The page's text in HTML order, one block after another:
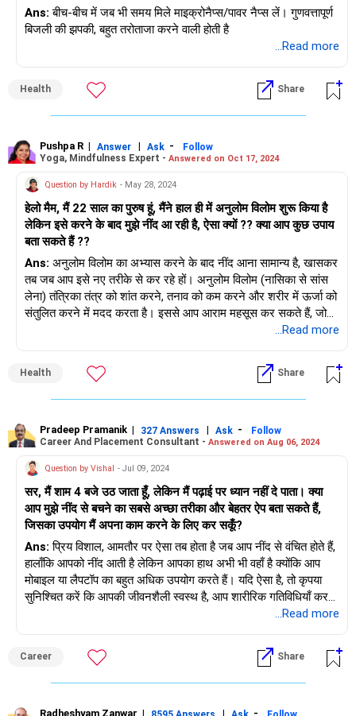
Ans: बीच-बीच में जब भी समय मिले माइक्रोनैप्स/पावर नैप्स लें। गुणवत्तापूर्ण
बिजली की झपकी, बहुत तरोताजा करने वाली होती है
...Read more
Health Share
Pushpa R | Answer | Ask -
Follow
Yoga, Mindfulness Expert - Answered on Oct 17, 2024
Question by Hardik - May 28, 2024
हेलो मैम, मैं 22 साल का पुरुष हूं, मैंने हाल ही में अनुलोम विलोम शुरू किया है
लेकिन इसे करने के बाद मुझे नींद आ रही है, ऐसा क्यों ?? क्या आप कुछ उपाय
बता सकते हैं ??
Ans: अनुलोम विलोम का अभ्यास करने के बाद नींद आना सामान्य है, खासकर
तब जब आप इसे नए तरीके से कर रहे हों। अनुलोम विलोम (नासिका से सांस
लेना) तंत्रिका तंत्र को शांत करने, तनाव को कम करने और शरीर में ऊर्जा को
संतुलित करने में मदद करता है। इससे आप आराम महसूस कर सकते हैं, जो
कभी-कभी उनींदापन का कारण बनता है, खासकर अगर आप पहले से ही थके
सुबह अभ्यास करें: अगर आप तरोताजा होने पर अनुलोम विलोम करते हैं तो आप
अधिक ऊर्जावान महसूस करेंगे। सीधी मुद्रा बनाए रखें: सतर्क रहने के लिए
अपनी रीढ़ को सीधा रखें। गति बढ़ाएँ: शुरुआत में, ऊर्जा के स्तर को बनाए
अपने दिमाग को व्यस्त रखें: अपनी सांस पर ध्यान केंद्रित करें या वर्तमान में
रहने और उनींदापन से बचने के लिए मानसिक रूप से "ओम" का जाप करें।
अपनी दिनचर्या को संतुलित करें: सुनिश्चित करें कि शुरू करने से पहले आप
बहुत थके हुए न हों। अगर आप थके हुए हैं, तो हल्के-फुल्के अभ्यास भी नींद
लाने का कारण बन सकते हैं। जैसे-जैसे आपका शरीर इसकी आदत डालेगा,
आप पाएंगे कि अभ्यास के बाद सतर्क और तरोताजा रहना आसान हो जाएगा।
आर. पुष्पा, एम.एससी. (योग) ऑनलाइन योग और ध्यान कोच रेडिएंट योगा
वाइब्स
https://www.instagram.com/pushpa_radiantyogavibes/
...Read more
Health Share
Pradeep Pramanik | 327 Answers | Ask -
Follow
Career And Placement Consultant - Answered on Aug 06, 2024
Question by Vishal - Jul 09, 2024
सर, मैं शाम 4 बजे उठ जाता हूँ, लेकिन मैं पढ़ाई पर ध्यान नहीं दे पाता। क्या
आप मुझे नींद से बचने का सबसे अच्छा तरीका और बेहतर ऐप बता सकते हैं,
जिसका उपयोग मैं अपना काम करने के लिए कर सकूँ?
Ans: प्रिय विशाल, आमतौर पर ऐसा तब होता है जब आप नींद से वंचित होते हैं,
हालाँकि आपको नींद आती है लेकिन आपका हाथ अभी भी वहाँ है क्योंकि आप
मोबाइल या लैपटॉप का बहुत अधिक उपयोग करते हैं। यदि ऐसा है, तो कृपया
सुनिश्चित करें कि आपकी जीवनशैली स्वस्थ है, आप शारीरिक गतिविधियाँ करते
हैं और अच्छी नींद लेते हैं तभी आप तरोताजा हो सकते हैं। मुझे नहीं पता कि क्या
से भरपूर भोजन करने का सुझाव दे रहा हूँ, जब आप सुबह 4 बजे उठेंगे तो आप
ऊर्जावान महसूस करेंगे। कृपया तरोताजा होने के बाद अपनी अध्ययन सीट पर
बैठें, अपनी पुस्तकों पर ध्यान केंद्रित करें और जोर से पढ़ें, कृपया ध्यान दें कि
...Read more
Career Share
Radheshyam Zanwar | | -